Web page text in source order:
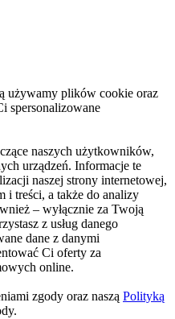
używamy plików cookie oraz
spersonalizowane
naszych użytkowników,
urządzeń. Informacje te
naszej strony internetowej,
i treści, a także do analizy
– wyłącznie za Twoją
z usług danego
dane z danymi
Ci oferty za
online.
zgody oraz naszą Polityką